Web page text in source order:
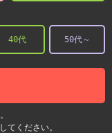
40代 50代～
てください。